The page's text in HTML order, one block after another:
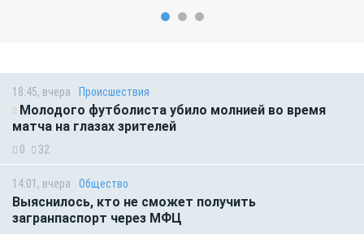
18:45, вчера Происшествия
Молодого футболиста убило молнией во время
матча на глазах зрителей
0 32
14:01, вчера Общество
Выяснилось, кто не сможет получить
загранпаспорт через МФЦ